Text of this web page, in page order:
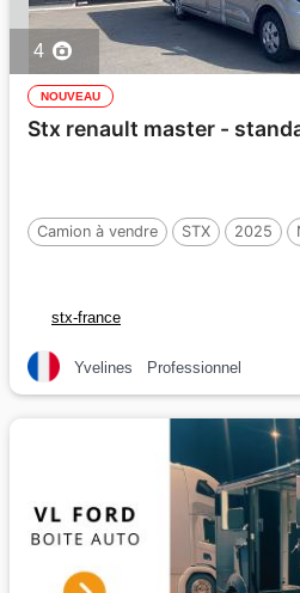
4
NOUVEAU
Stx renault master -
Camion à vendre STX 2025
stx-france
Yvelines Professionnel